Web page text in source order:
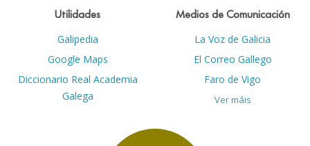
Utilidades
Galipedia
Google Maps
Diccionario Real Academia
Galega
Medios de Comunicación
La Voz de Galicia
El Correo Gallego
Faro de Vigo
Ver máis